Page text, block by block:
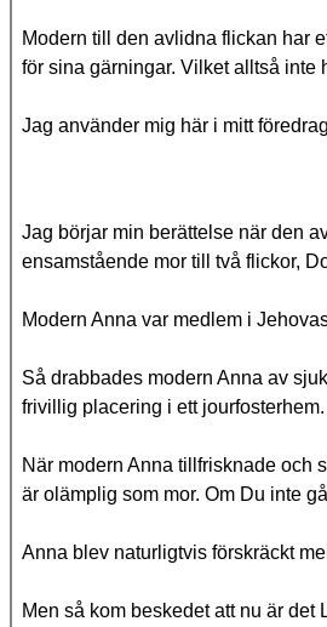
Modern till den avlidna flickan har
för sina gärningar. Vilket alltså inte
Jag använder mig här i mitt
Jag börjar min berättelse när den
ensamstående mor till två flickor,
Modern Anna var medlem i
Så drabbades modern Anna av
frivillig placering i ett jourfosterhem.
När modern Anna tillfrisknade och
är olämplig som mor. Om Du inte
Anna blev naturligtvis förskräckt
Men så kom beskedet att nu är